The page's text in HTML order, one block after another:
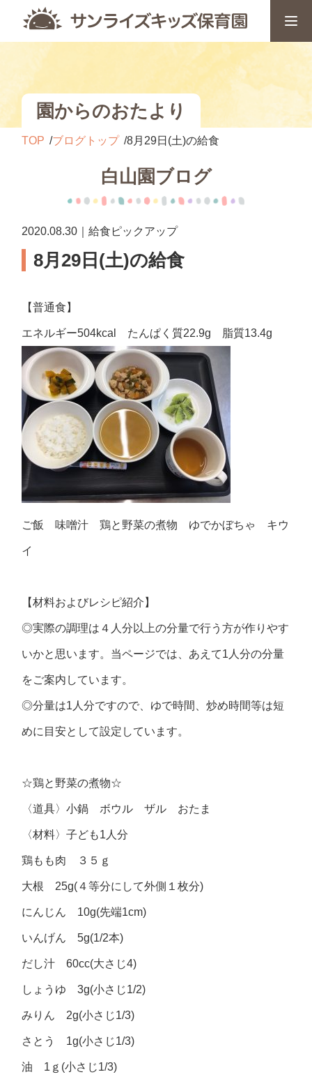
園からのおたより
TOP ブログトップ 8月29日(土)の給食
白山園ブログ
2020.08.30｜給食ピックアップ
8月29日(土)の給食
【普通食】
エネルギー504kcal たんぱく質22.9g 脂質13.4g
ご飯 味噌汁 鶏と野菜の煮物 ゆでかぼちゃ キウ
イ
【材料およびレシピ紹介】
◎実際の調理は４人分以上の分量で行う方が作りやす
いかと思います。当ページでは、あえて1人分の分量
をご案内しています。
◎分量は1人分ですので、ゆで時間、炒め時間等は短
めに目安として設定しています。
☆鶏と野菜の煮物☆
〈道具〉小鍋 ボウル ザル おたま
〈材料〉子ども1人分
鶏もも肉 ３５ｇ
大根 25g(４等分にして外側１枚分)
にんじん 10g(先端1cm)
いんげん 5g(1/2本)
だし汁 60cc(大さじ4)
しょうゆ 3g(小さじ1/2)
みりん 2g(小さじ1/3)
さとう 1g(小さじ1/3)
油 1ｇ(小さじ1/3)